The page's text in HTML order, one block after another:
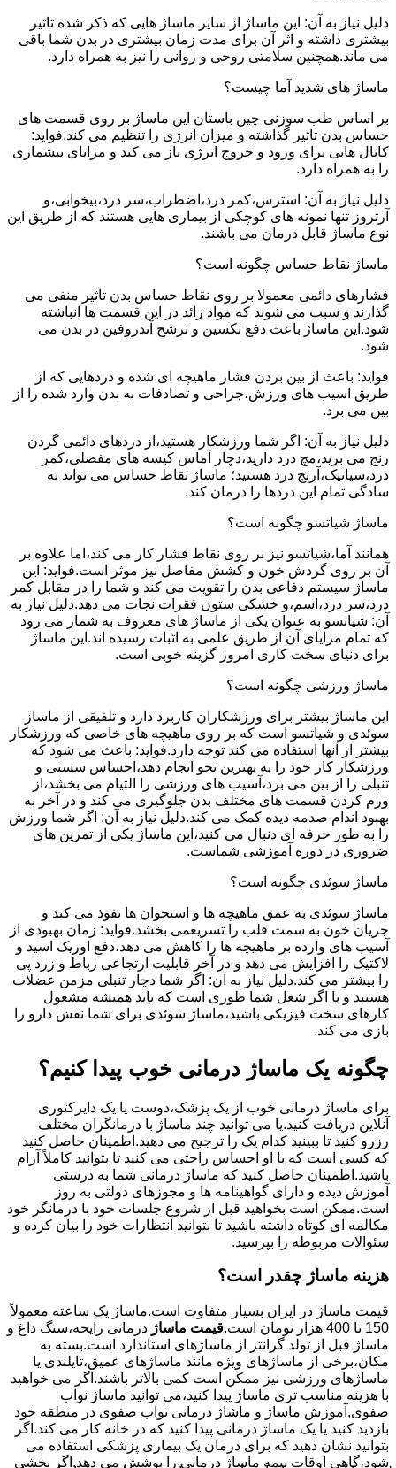
دلیل نیاز به آن: این ماساژ از سایر ماساژ هایی که ذکر شده تاثیر
بیشتری داشته و اثر آن برای مدت زمان بیشتری در بدن شما باقی
می ماند.همچنین سلامتی روحی و روانی را نیز به همراه دارد.
ماساژ های شدید آما چیست؟
بر اساس طب سوزنی چین باستان این ماساژ بر روی قسمت های
حساس بدن تاثیر گذاشته و میزان انرژی را تنظیم می کند.فواید:
کانال هایی برای ورود و خروج انرژی باز می کند و مزایای بیشماری
را به همراه دارد.
دلیل نیاز به آن: استرس،کمر درد،اضطراب،سر درد،بیخوابی،و
آرتروز تنها نمونه های کوچکی از بیماری هایی هستند که از طریق این
نوع ماساژ قابل درمان می باشند.
ماساژ نقاط حساس چگونه است؟
فشارهای دائمی معمولا بر روی نقاط حساس بدن تاثیر منفی می
گذارند و سبب می شوند که مواد زائد در این قسمت ها انباشته
شود.این ماساژ باعث دفع تکسین و ترشح آندروفین در بدن می
شود.
فواید: باعث از بین بردن فشار ماهیچه ای شده و دردهایی که از
طریق اسیب های ورزش،جراحی و تصادفات به بدن وارد شده را از
بین می برد.
دلیل نیاز به آن: اگر شما ورزشکار هستید،از دردهای دائمی گردن
رنج می برید،مچ درد دارید،دچار آماس کیسه های مفصلی،کمر
درد،سیاتیک،آرنج درد هستید؛ ماساژ نقاط حساس می تواند به
سادگی تمام این دردها را درمان کند.
ماساژ شیاتسو چگونه است؟
همانند آما،شیاتسو نیز بر روی نقاط فشار کار می کند،اما علاوه بر
آن بر روی گردش خون و کشش مفاصل نیز موثر است.فواید: این
ماساژ سیستم دفاعی بدن را تقویت می کند و شما را در مقابل کمر
درد،سر درد،اسم،و خشکی ستون فقرات نجات می دهد.دلیل نیاز به
آن: شیاتسو به عنوان یکی از ماساژ های معروف به شمار می رود
که تمام مزایای آن از طریق علمی به اثبات رسیده اند.این ماساژ
برای دنیای سخت کاری امروز گزینه خوبی است.
ماساژ ورزشی چگونه است؟
این ماساژ بیشتر برای ورزشکاران کاربرد دارد و تلفیقی از ماساز
سوئدی و شیاتسو است که بر روی ماهیچه های خاصی که ورزشکار
بیشتر از آنها استفاده می کند توجه دارد.فواید: باعث می شود که
ورزشکار کار خود را به بهترین نحو انجام دهد،احساس سستی و
تنبلی را از بین می برد،آسیب های ورزشی را التیام می بخشد،از
ورم کردن قسمت های مختلف بدن جلوگیری می کند و در آخر به
بهبود اندام صدمه دیده کمک می کند.دلیل نیاز به آن: اگر شما ورزش
را به طور حرفه ای دنبال می کنید،این ماساژ یکی از تمرین های
ضروری در دوره آموزشی شماست.
ماساژ سوئدی چگونه است؟
ماساژ سوئدی به عمق ماهیچه ها و استخوان ها نفوذ می کند و
جریان خون به سمت قلب را تسریعمی بخشد.فواید: زمان بهبودی از
آسیب های وارده بر ماهیچه ها را کاهش می دهد،دفع اوریک اسید و
لاکتیک را افزایش می دهد و در آخر قابلیت ارتجاعی رباط و زرد پی
را بیشتر می کند.دلیل نیاز به آن: اگر شما دچار تنبلی مزمن عضلات
هستید و یا اگر شغل شما طوری است که باید همیشه مشغول
کارهای سخت فیزیکی باشید،ماساژ سوئدی برای شما نقش دارو را
بازی می کند.
چگونه یک ماساژ درمانی خوب پیدا کنیم؟
برای ماساژ درمانی خوب از یک پزشک،دوست یا یک دایرکتوری
آنلاین دریافت کنید.یا می توانید چند ماساژ با درمانگران مختلف
رزرو کنید تا ببینید کدام یک را ترجیح می دهید.اطمینان حاصل کنید
که کسی است که با او احساس راحتی می کنید تا بتوانید کاملاً آرام
باشید.اطمینان حاصل کنید که ماساژ درمانی شما به درستی
آموزش دیده و دارای گواهینامه ها و مجوزهای دولتی به روز
است.ممکن است بخواهید قبل از شروع جلسات خود با درمانگر خود
مکالمه ای کوتاه داشته باشید تا بتوانید انتظارات خود را بیان کرده و
سئوالات مربوطه را بپرسید.
هزینه ماساژ چقدر است؟
قیمت ماساژ در ایران بسیار متفاوت است.ماساژ یک ساعته معمولاً
150 تا 400 هزار تومان است.
قیمت ماساژ درمانی رایحه،سنگ داغ و
ماساژ قبل از تولد گرانتر از ماساژهای استاندارد است.بسته به
مکان،برخی از ماساژهای ویژه مانند ماساژهای عمیق،تایلندی یا
ماساژهای ورزشی نیز ممکن است کمی بالاتر باشند.اگر می خواهید
با هزینه مناسب تری ماساژ پیدا کنید،می توانید ماساژ نواب
صفوی,آموزش ماساژ و ماشاژ درمانی نواب صفوی در منطقه خود
بازدید کنید یا یک ماساژ درمانی پیدا کنید که در خانه کار می کند.اگر
بتوانید نشان دهید که برای درمان یک بیماری پزشکی استفاده می
شود،گاهی اوقات بیمه ماساژ درمانی را پوشش می دهد.اگر بخشی